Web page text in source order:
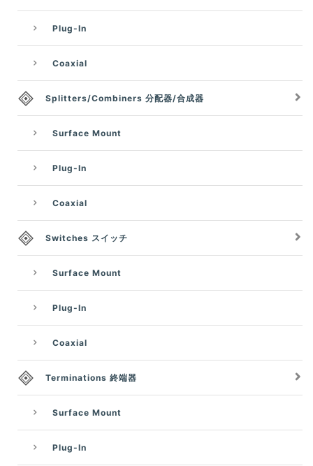
Plug-In
Coaxial
Splitters/Combiners 分配器/合成器
Surface Mount
Plug-In
Coaxial
Switches スイッチ
Surface Mount
Plug-In
Coaxial
Terminations 終端器
Surface Mount
Plug-In